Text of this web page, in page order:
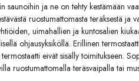
saunoihin ja ne on tehty kestämään
ruostumattomasta teräksestä ja
uimahallien ja kuntosalien
ohjausyksiköllä. Erillinen
eivät sisälly toimitukseen.
ruostumattomalla teräsvaipalla tai